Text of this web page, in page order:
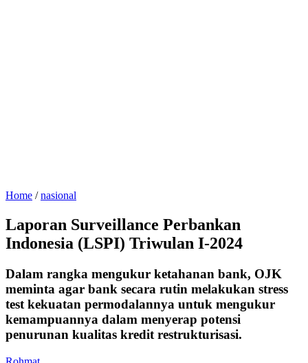
Home /nasional
Laporan Surveillance Perbankan
Indonesia (LSPI) Triwulan I-2024
Dalam rangka mengukur ketahanan bank, OJK
meminta agar bank secara rutin melakukan stress
test kekuatan permodalannya untuk mengukur
kemampuannya dalam menyerap potensi
penurunan kualitas kredit restrukturisasi.